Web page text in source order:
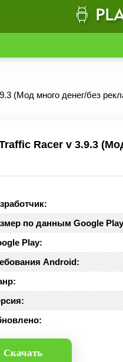
(Мод много денег/без
Racer v 3.9.3
по данным Google
Play:
Android:
Скачать